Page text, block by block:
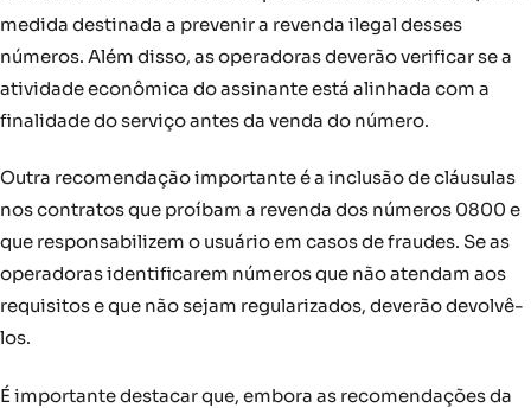
medida destinada a prevenir a revenda ilegal desses
números. Além disso, as operadoras deverão verificar se a
atividade econômica do assinante está alinhada com a
finalidade do serviço antes da venda do número.
Outra recomendação importante é a inclusão de cláusulas
nos contratos que proíbam a revenda dos números 0800 e
que responsabilizem o usuário em casos de fraudes. Se as
operadoras identificarem números que não atendam aos
requisitos e que não sejam regularizados, deverão devolvê-
los.
É importante destacar que, embora as recomendações da